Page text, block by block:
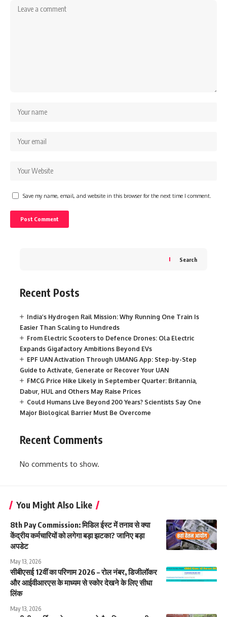
Save my name, email, and website in this browser for the next time I comment.
Search
Recent Posts
India’s Hydrogen Rail Mission: Why Running One Train Is
Easier Than Scaling to Hundreds
From Electric Scooters to Defence Drones: Ola Electric
Expands Gigafactory Ambitions Beyond EVs
EPF UAN Activation Through UMANG App: Step-by-Step
Guide to Activate, Generate or Recover Your UAN
FMCG Price Hike Likely in September Quarter: Britannia,
Dabur, HUL and Others May Raise Prices
Could Humans Live Beyond 200 Years? Scientists Say One
Major Biological Barrier Must Be Overcome
Recent Comments
No comments to show.
You Might Also Like
8th Pay Commission: मिडिल ईस्ट में तनाव से क्या
केंद्रीय कर्मचारियों को लगेगा बड़ा झटका? जानिए बड़ा
अपडेट
May 13, 2026
सीबीएसई 12वीं का परिणाम 2026 – रोल नंबर, डिजीलॉकर
और आईवीआरएस के माध्यम से स्कोर देखने के लिए सीधा
लिंक
May 13, 2026